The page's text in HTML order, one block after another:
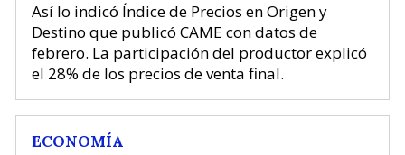
Así lo indicó Índice de Precios en Origen y
Destino que publicó CAME con datos de
febrero. La participación del productor explicó
el 28% de los precios de venta final.
ECONOMÍA